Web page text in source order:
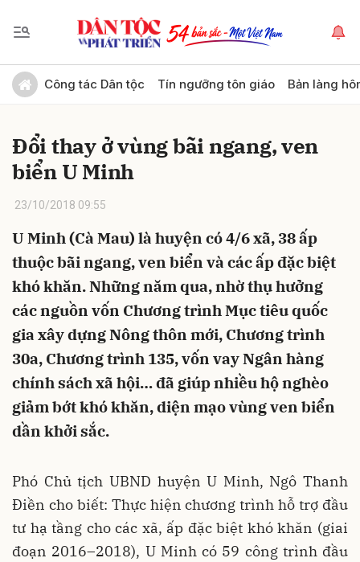
Công tác Dân tộc Tín ngưỡng tôn giáo Bản làng
Đổi thay ở vùng bãi ngang, ven
biển U Minh
23/10/2018 09:55
U Minh (Cà Mau) là huyện có 4/6 xã, 38 ấp
thuộc bãi ngang, ven biển và các ấp đặc biệt
khó khăn. Những năm qua, nhờ thụ hưởng
các nguồn vốn Chương trình Mục tiêu quốc
gia xây dựng Nông thôn mới, Chương trình
30a, Chương trình 135, vốn vay Ngân hàng
chính sách xã hội… đã giúp nhiều hộ nghèo
giảm bớt khó khăn, diện mạo vùng ven biển
dần khởi sắc.
Phó Chủ tịch UBND huyện U Minh, Ngô Thanh
Điền cho biết: Thực hiện chương trình hỗ trợ đầu
tư hạ tầng cho các xã, ấp đặc biệt khó khăn (giai
đoạn 2016–2018), U Minh có 59 công trình đầu
Gửi bình luận
Hủy Gửi